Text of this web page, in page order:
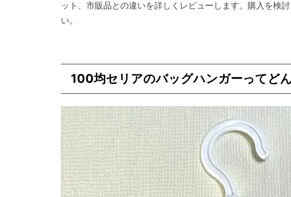
ット、市販品との違いを詳しくレビューします。購入を検
い。
100均セリアのバッグハンガーってど